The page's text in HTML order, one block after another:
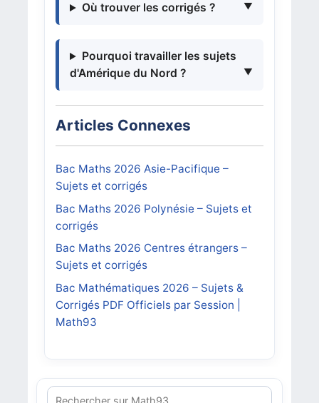
Où trouver les corrigés ?
Pourquoi travailler les sujets
d'Amérique du Nord ?
Articles Connexes
Bac Maths 2026 Asie-Pacifique –
Sujets et corrigés
Bac Maths 2026 Polynésie – Sujets et
corrigés
Bac Maths 2026 Centres étrangers –
Sujets et corrigés
Bac Mathématiques 2026 – Sujets &
Corrigés PDF Officiels par Session |
Math93